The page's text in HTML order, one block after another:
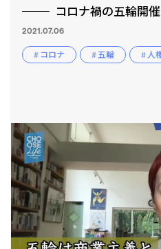
コロナ禍の五輪開
2021.07.06
# コロナ # 五輪 # 人